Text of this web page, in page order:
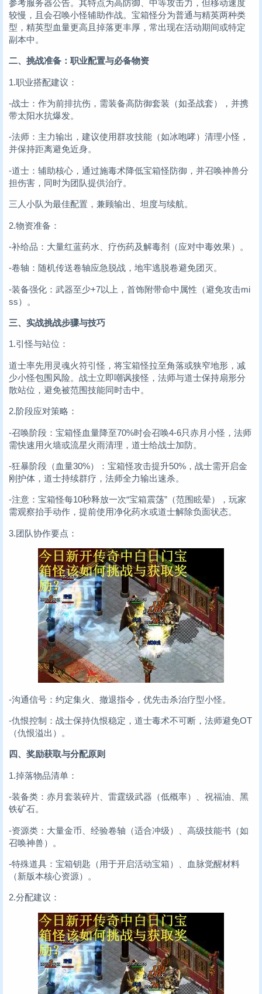
参考服务器公告。其特点为高防御、中等攻击力，但移动速度
较慢，且会召唤小怪辅助作战。宝箱怪分为普通与精英两种类
型，精英型血量更高且掉落更丰厚，常出现在活动期间或特定
副本中。
二、挑战准备：职业配置与必备物资
1.职业搭配建议：
-战士：作为前排抗伤，需装备高防御套装（如圣战套），并携
带太阳水抗爆发。
-法师：主力输出，建议使用群攻技能（如冰咆哮）清理小怪，
并保持距离避免近身。
-道士：辅助核心，通过施毒术降低宝箱怪防御，并召唤神兽分
担伤害，同时为团队提供治疗。
三人小队为最佳配置，兼顾输出、坦度与续航。
2.物资准备：
-补给品：大量红蓝药水、疗伤药及解毒剂（应对中毒效果）。
-卷轴：随机传送卷轴应急脱战，地牢逃脱卷避免团灭。
-装备强化：武器至少+7以上，首饰附带命中属性（避免攻击mi
ss）。
三、实战挑战步骤与技巧
1.引怪与站位：
道士率先用灵魂火符引怪，将宝箱怪拉至角落或狭窄地形，减
少小怪包围风险。战士立即嘲讽接怪，法师与道士保持扇形分
散站位，避免被范围技能同时击中。
2.阶段应对策略：
-召唤阶段：宝箱怪血量降至70%时会召唤4-6只赤月小怪，法师
需快速用火墙或流星火雨清理，道士给战士加防。
-狂暴阶段（血量30%）：宝箱怪攻击提升50%，战士需开启金
刚护体，道士持续群疗，法师全力输出速杀。
-注意：宝箱怪每10秒释放一次“宝箱震荡”（范围眩晕），玩家
需观察抬手动作，提前使用净化药水或道士解除负面状态。
3.团队协作要点：
-沟通信号：约定集火、撤退指令，优先击杀治疗型小怪。
-仇恨控制：战士保持仇恨稳定，道士毒术不可断，法师避免OT
（仇恨溢出）。
四、奖励获取与分配原则
1.掉落物品清单：
-装备类：赤月套装碎片、雷霆级武器（低概率）、祝福油、黑
铁矿石。
-资源类：大量金币、经验卷轴（适合冲级）、高级技能书（如
召唤神兽）。
-特殊道具：宝箱钥匙（用于开启活动宝箱）、血脉觉醒材料
（新版本核心资源）。
2.分配建议：